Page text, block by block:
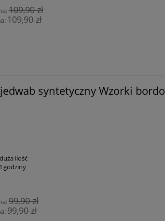
109,90 zł
109,90 zł
syntetyczny Wzorki bordo
duża ilość
godziny
99,90 zł
99,90 zł